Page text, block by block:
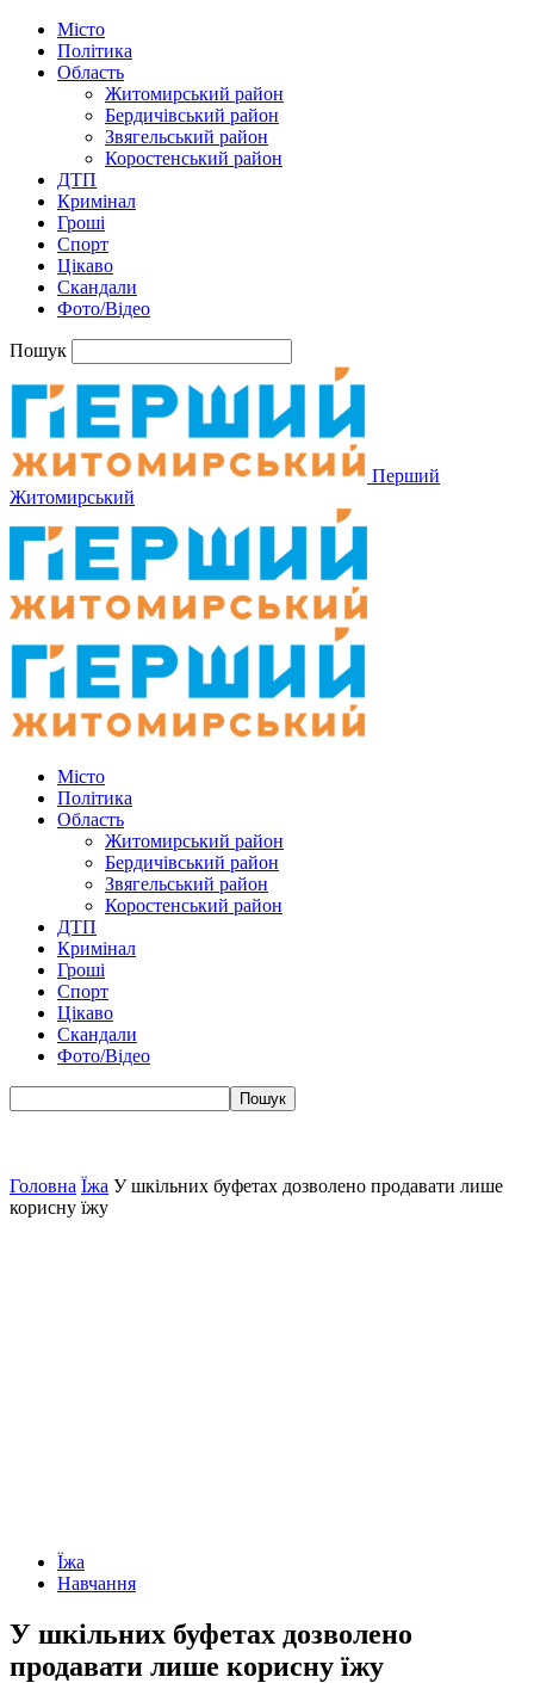
Місто
Політика
Область
Житомирський район
Бердичівський район
Звягельський район
Коростенський район
ДТП
Кримінал
Гроші
Спорт
Цікаво
Скандали
Фото/Відео
Пошук
Перший
Житомирський
Місто
Політика
Область
Житомирський район
Бердичівський район
Звягельський район
Коростенський район
ДТП
Кримінал
Гроші
Спорт
Цікаво
Скандали
Фото/Відео
Головна Їжа У шкільних буфетах дозволено продавати лише
корисну їжу
Їжа
Навчання
У шкільних буфетах дозволено
продавати лише корисну їжу